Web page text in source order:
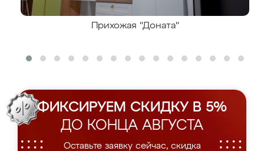
Прихожая "Доната"
ФИКСИРУЕМ СКИДКУ В 5%
ДО КОНЦА АВГУСТА
Оставьте заявку сейчас, скидка